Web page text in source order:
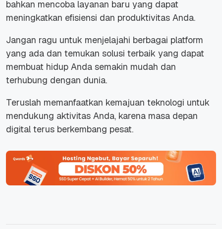
bahkan mencoba layanan baru yang dapat
meningkatkan efisiensi dan produktivitas Anda.
Jangan ragu untuk menjelajahi berbagai platform
yang ada dan temukan solusi terbaik yang dapat
membuat hidup Anda semakin mudah dan
terhubung dengan dunia.
Teruslah memanfaatkan kemajuan teknologi untuk
mendukung aktivitas Anda, karena masa depan
digital terus berkembang pesat.